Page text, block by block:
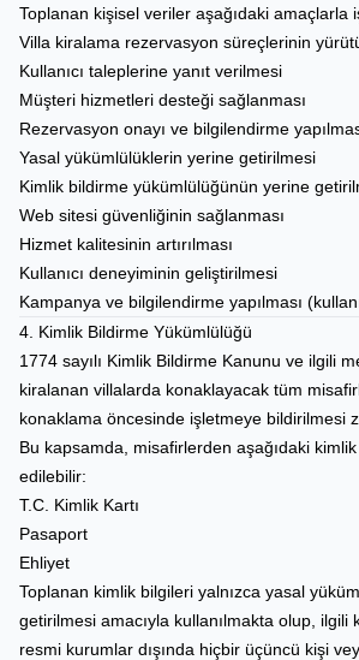
Toplanan kişisel veriler aşağıdaki amaçlarla
Villa kiralama rezervasyon süreçlerinin
Kullanıcı taleplerine yanıt verilmesi
Müşteri hizmetleri desteği sağlanması
Rezervasyon onayı ve bilgilendirme
Yasal yükümlülüklerin yerine getirilmesi
Kimlik bildirme yükümlülüğünün yerine
Web sitesi güvenliğinin sağlanması
Hizmet kalitesinin artırılması
Kullanıcı deneyiminin geliştirilmesi
Kampanya ve bilgilendirme yapılması
4. Kimlik Bildirme Yükümlülüğü
1774 sayılı Kimlik Bildirme Kanunu ve ilgili
kiralanan villalarda konaklayacak tüm
konaklama öncesinde işletmeye bildirilmesi
Bu kapsamda, misafirlerden aşağıdaki
edilebilir:
T.C. Kimlik Kartı
Pasaport
Ehliyet
Toplanan kimlik bilgileri yalnızca yasal
getirilmesi amacıyla kullanılmakta olup, ilgili
resmi kurumlar dışında hiçbir üçüncü kişi